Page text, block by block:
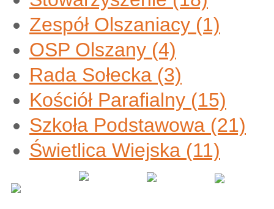
Zespół Olszaniacy (1)
OSP Olszany (4)
Rada Sołecka (3)
Kościół Parafialny (15)
Szkoła Podstawowa (21)
Świetlica Wiejska (11)